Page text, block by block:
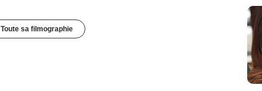
Toute sa filmographie